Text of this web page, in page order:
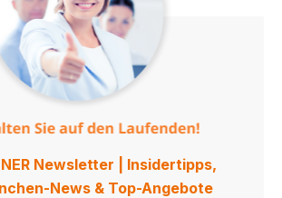
Newsletter | Insidertipps,
News & Top-Angebote